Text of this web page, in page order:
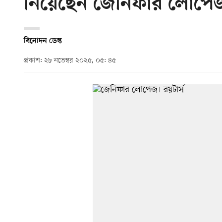
নিয়েছেন জেনিফার
বিনোদন ডেস্ক
প্রকাশ: ২৮ নভেম্বর ২০২৫, ০৫: ৪৫